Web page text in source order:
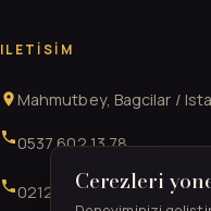
ILETISIM
Mahmutbey, Bagcilar /
0537 602 13 78
0212 706 52 41
Cerezleri